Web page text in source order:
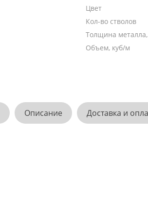
Цвет
Кол-во стволов
Толщина
Объем, куб/м
Описание Доставка и